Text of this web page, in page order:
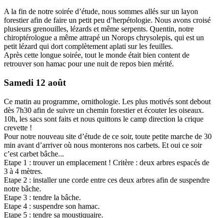
A la fin de notre soirée d’étude, nous sommes allés sur un layon
forestier afin de faire un petit peu d’herpétologie. Nous avons croisé
plusieurs grenouilles, lézards et même serpents. Quentin, notre
chiroptérologue a même attrapé un Norops chrysolepis, qui est un
petit lézard qui dort complètement aplati sur les feuilles.
Après cette longue soirée, tout le monde était bien content de
retrouver son hamac pour une nuit de repos bien mérité.
Samedi 12 août
Ce matin au programme, ornithologie. Les plus motivés sont debout
dès 7h30 afin de suivre un chemin forestier et écouter les oiseaux.
10h, les sacs sont faits et nous quittons le camp direction la crique
crevette !
Pour notre nouveau site d’étude de ce soir, toute petite marche de 30
min avant d’arriver où nous monterons nos carbets. Et oui ce soir
c’est carbet bâche...
Etape 1 : trouver un emplacement ! Critère : deux arbres espacés de
3 à 4 mètres.
Etape 2 : installer une corde entre ces deux arbres afin de suspendre
notre bâche.
Etape 3 : tendre la bâche.
Etape 4 : suspendre son hamac.
Etape 5 : tendre sa moustiquaire.